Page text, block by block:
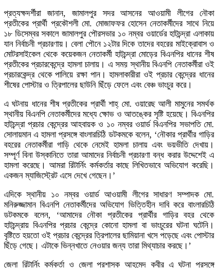
প্রত্যক্ষদর্শীরা জানান, জামালপুর সদর আসনের আওয়ামী লীগের নৌকা
প্রতীকের প্রার্থী প্রকৌশলী মো. মোজাফফর হোসেন নেতাকর্মীদের সাথে নিয়ে
১৮ ডিসেম্বর সকালে জামালপুর পৌরসভার ১০ নম্বর ওয়ার্ডের হাটচন্দ্রা এলাকায়
যান নির্বাচনী প্রচারণায়। বেলা পৌনে ১২টার দিকে তাদের বহরের মাইক্রোবাস ও
মোটরসাইকেল থেকে কয়েকজন নেতাকর্মী হাটচন্দ্রা মোড়ের বিএনপির ধানের শীষ
প্রতীকের প্রচারকেন্দ্রে হামলা চালায়। এ সময় স্থানীয় বিএনপি নেতাকর্মীরা ওই
প্রচারকেন্দ্র থেকে পালিয়ে রক্ষা পান। হামলাকারীরা ওই প্রচার কেন্দ্রের ধানের
শীষের পোস্টার ও ত্রিপালের ছাউনি ছিঁড়ে ফেলে এবং বেঞ্চ ভাংচুর করে।
এ ঘটনায় ধানের শীষ প্রতীকের প্রার্থী শাহ্ মো. ওয়ারেছ আলী মামুনের সমর্থক
স্থানীয় বিএনপি নেতাকর্মীদের মধ্যে ক্ষোভ ও আতঙ্কের সৃষ্টি হয়েছে। বিএনপির
হাটচন্দ্রা প্রচার কেন্দ্রের আহবায়ক ও ১০ নম্বর ওয়ার্ড বিএনপির সভাপতি মো.
সোলায়মান এ হামলা প্রসঙ্গে বাংলারচিঠি ডটকমকে বলেন, ‘নৌকার প্রার্থীর গাড়ির
বহরের নেতাকর্মীরা গাড়ি থেকে নেমেই হামলা চালায় এবং ভয়ভীতি দেখায়।
সম্পূর্ণ বিনা উস্কানিতে তারা আমাদের নির্বাচনী প্রচারণা বন্ধ করার উদ্দেশেই এ
হামলা করেছে। আমরা রিটার্নিং কর্মকর্তার কাছে লিখিতভাবে অভিযোগ করেছি।
একজন ম্যাজিস্ট্রেট এসে দেখে গেছেন।’
এদিকে স্থানীয় ১০ নম্বর ওয়ার্ড আওয়ামী লীগের সাধারণ সম্পাদক মো.
মনিরুজ্জামান বিএনপি নেতাকর্মীদের অভিযোগ ভিত্তিহীন দাবি করে বাংলারচিঠি
ডটকমকে বলেন, ‘আমাদের নৌকা প্রতীকের প্রার্থীর গাড়ির বহর থেকে
হাটচন্দ্রায় বিএনপির প্রচার কেন্দ্রে কোনো হামলা বা ভাংচুরের ঘটনা ঘটেনি।
বৃষ্টিতে হয়তো ওই প্রচার কেন্দ্রের ত্রিপালের ছামিয়ানা খসে পড়েছে এবং পোস্টার
ছিঁড়ে গেছে। এটাকে ভিন্নখাতে নেওয়ার জন্য তারা মিথ্যাচার করছে।’
জেলা রিটার্নিং কর্মকর্তা ও জেলা প্রশাসক আহমেদ কবীর এ ঘটনা প্রসঙ্গে